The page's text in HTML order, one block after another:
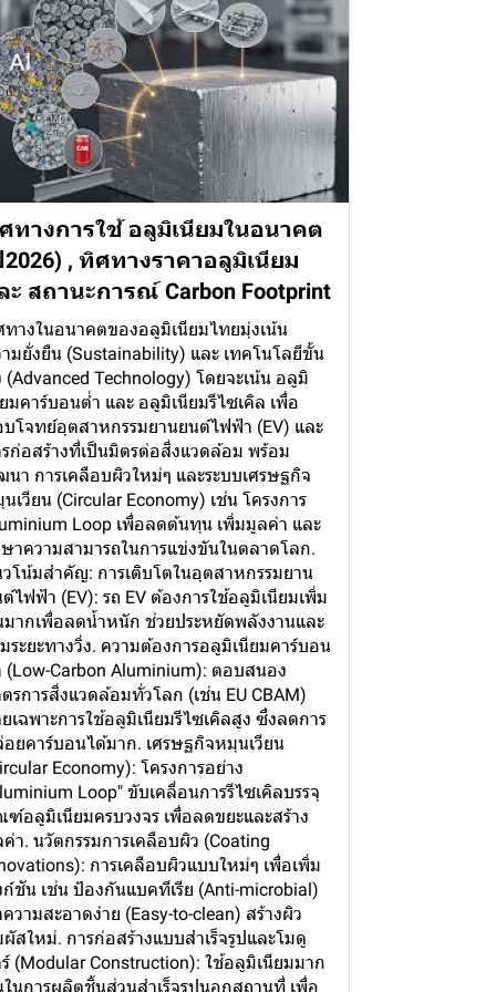
ทางการใช้ อลูมิเนียมในอนาคต
, ทิศทางราคาอลูมิเนียม
ะ สถานะการณ์ Carbon Footprint
างในอนาคตของอลูมิเนียมไทยมุ่งเน้น
มยั่งยืน (Sustainability) และ เทคโนโลยีขั้น
(Advanced Technology) โดยจะเน้น อลูมิ
มคาร์บอนต่ำ และ อลูมิเนียมรีไซเคิล เพื่อ
โจทย์อุตสาหกรรมยานยนต์ไฟฟ้า (EV) และ
ก่อสร้างที่เป็นมิตรต่อสิ่งแวดล้อม พร้อม
า การเคลือบผิวใหม่ๆ และระบบเศรษฐกิจ
เวียน (Circular Economy) เช่น โครงการ
Loop เพื่อลดต้นทุน เพิ่มมูลค่า และ
าความสามารถในการแข่งขันในตลาดโลก.
โน้มสำคัญ: การเติบโตในอุตสาหกรรมยาน
ไฟฟ้า (EV): รถ EV ต้องการใช้อลูมิเนียมเพิ่ม
ากเพื่อลดน้ำหนัก ช่วยประหยัดพลังงานและ
ระยะทางวิ่ง. ความต้องการอลูมิเนียมคาร์บอน
(Low-Carbon Aluminium): ตอบสนอง
รการสิ่งแวดล้อมทั่วโลก (เช่น EU CBAM)
เฉพาะการใช้อลูมิเนียมรีไซเคิลสูง ซึ่งลดการ
ยคาร์บอนได้มาก. เศรษฐกิจหมุนเวียน
Economy): โครงการอย่าง
Loop" ขับเคลื่อนการรีไซเคิลบรรจุ
อลูมิเนียมครบวงจร เพื่อลดขยะและสร้าง
า. นวัตกรรมการเคลือบผิว (Coating
การเคลือบผิวแบบใหม่ๆ เพื่อเพิ่ม
ชัน เช่น ป้องกันแบคทีเรีย (Anti-microbial)
วามสะอาดง่าย (Easy-to-clean) สร้างผิว
สใหม่. การก่อสร้างแบบสำเร็จรูปและโมดู
(Modular Construction): ใช้อลูมิเนียมมาก
นการผลิตชิ้นส่วนสำเร็จรูปนอกสถานที่ เพื่อ